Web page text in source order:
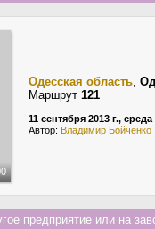
Одесская область,
Маршрут 121
11 сентября 2013 г., среда
Автор: Владимир Бойченко
предприятие или на